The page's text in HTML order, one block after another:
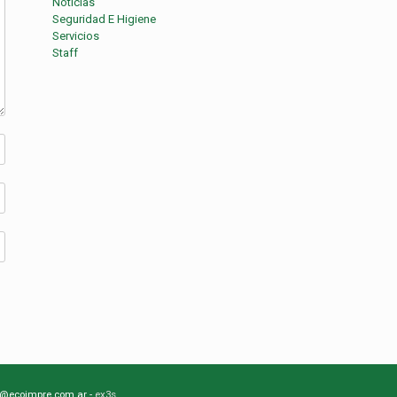
Seguridad E Higiene
Servicios
Staff
- ex3s.